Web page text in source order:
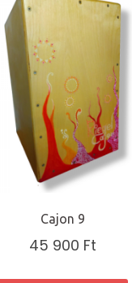
Cajon 9
45 900 Ft